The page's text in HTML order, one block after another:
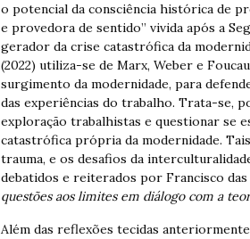
o potencial da consciência histórica de
e provedora de sentido” vivida após a
gerador da crise catastrófica da
(2022) utiliza-se de Marx, Weber e
surgimento da modernidade, para
das experiências do trabalho. Trata-se,
exploração trabalhistas e questionar se
catastrófica própria da modernidade.
trauma, e os desafios da
debatidos e reiterados por Francisco
questões aos limites em diálogo com a
Além das reflexões tecidas